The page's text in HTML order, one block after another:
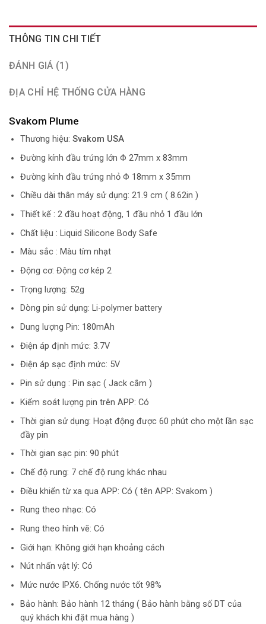
THÔNG TIN CHI TIẾT
ĐÁNH GIÁ (1)
ĐỊA CHỈ HỆ THỐNG CỬA HÀNG
Svakom Plume
Thương hiệu: Svakom USA
Đường kính đầu trứng lớn Φ 27mm x 83mm
Đường kính đầu trứng nhỏ Φ 18mm x 35mm
Chiều dài thân máy sử dụng: 21.9 cm ( 8.62in )
Thiết kế : 2 đầu hoạt động, 1 đầu nhỏ 1 đầu lớn
Chất liệu : Liquid Silicone Body Safe
Màu sắc : Màu tím nhạt
Động cơ: Động cơ kép 2
Trọng lượng: 52g
Dòng pin sử dụng: Li-polymer battery
Dung lượng Pin: 180mAh
Điện áp định mức: 3.7V
Điện áp sạc định mức: 5V
Pin sử dụng : Pin sạc ( Jack cắm )
Kiểm soát lượng pin trên APP: Có
Thời gian sử dụng: Hoạt động được 60 phút cho một lần sạc
đầy pin
Thời gian sạc pin: 90 phút
Chế độ rung: 7 chế độ rung khác nhau
Điều khiển từ xa qua APP: Có ( tên APP: Svakom )
Rung theo nhạc: Có
Rung theo hình vẽ: Có
Giới hạn: Không giới hạn khoảng cách
Nút nhấn vật lý: Có
Mức nước IPX6. Chống nước tốt 98%
Bảo hành: Bảo hành 12 tháng ( Bảo hành bằng số DT của
quý khách khi đặt mua hàng )